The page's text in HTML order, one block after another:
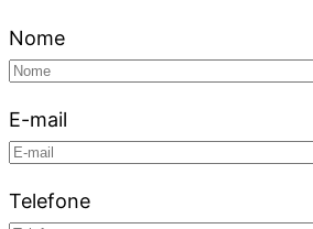
Nome
E-mail
Telefone